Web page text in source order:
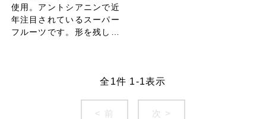
使用。アントシアニンで近
年注目されているスーパー
フルーツです。形を残した
全 1件 1-1表示
< 前 次 >